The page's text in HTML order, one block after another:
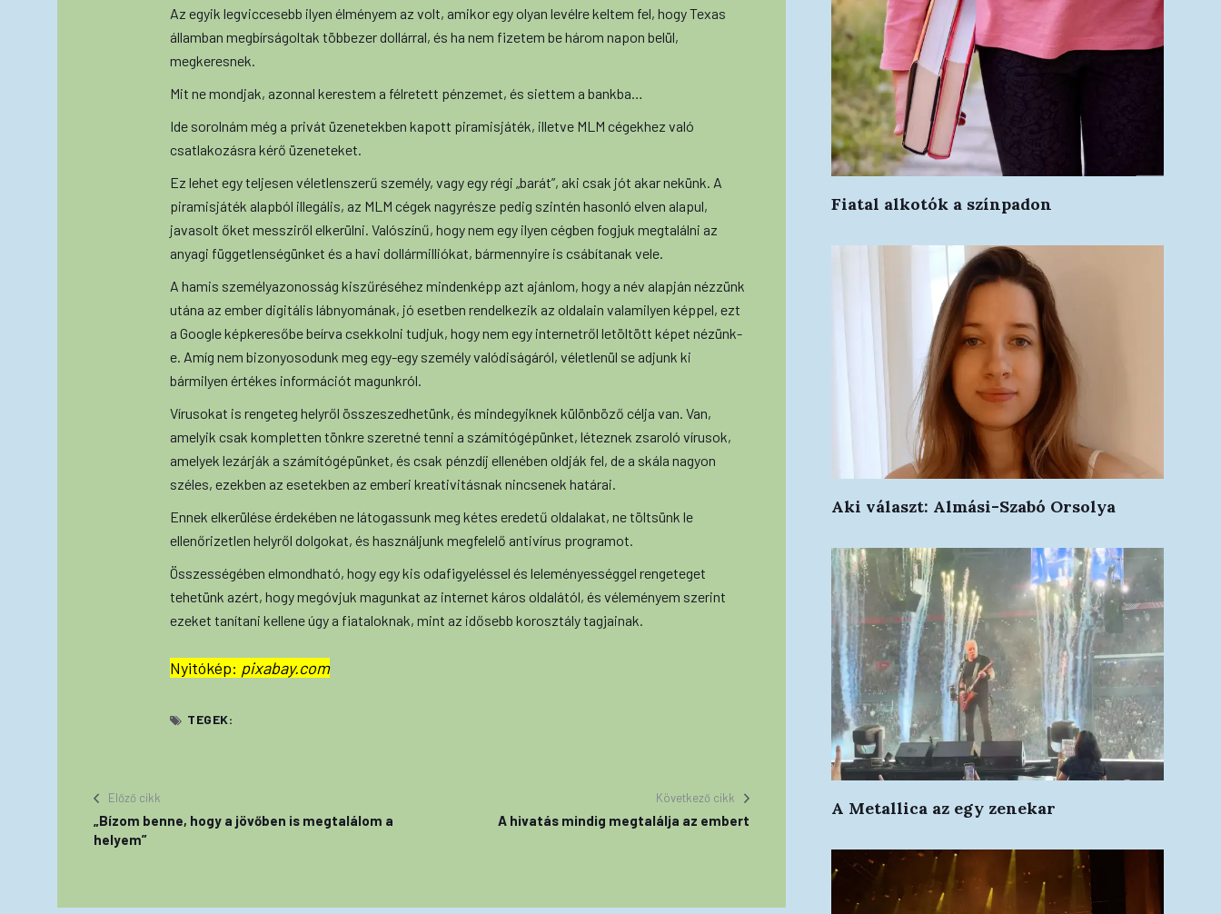
Az egyik legviccesebb ilyen élményem az volt, amikor egy olyan levélre keltem fel, hogy Texas
államban megbírságoltak többezer dollárral, és ha nem fizetem be három napon belül,
megkeresnek.
Mit ne mondjak, azonnal kerestem a félretett pénzemet, és siettem a bankba…
Ide sorolnám még a privát üzenetekben kapott piramisjáték, illetve MLM cégekhez való
csatlakozásra kérő üzeneteket.
Ez lehet egy teljesen véletlenszerű személy, vagy egy régi „barát”, aki csak jót akar nekünk. A
piramisjáték alapból illegális, az MLM cégek nagyrésze pedig szintén hasonló elven alapul,
javasolt őket messziről elkerülni. Valószínű, hogy nem egy ilyen cégben fogjuk megtalálni az
anyagi függetlenségünket és a havi dollármilliókat, bármennyire is csábítanak vele.
A hamis személyazonosság kiszűréséhez mindenképp azt ajánlom, hogy a név alapján nézzünk
utána az ember digitális lábnyomának, jó esetben rendelkezik az oldalain valamilyen képpel, ezt
a Google képkeresőbe beírva csekkolni tudjuk, hogy nem egy internetről letöltött képet nézünk-
e. Amíg nem bizonyosodunk meg egy-egy személy valódiságáról, véletlenül se adjunk ki
bármilyen értékes információt magunkról.
Vírusokat is rengeteg helyről összeszedhetünk, és mindegyiknek különböző célja van. Van,
amelyik csak kompletten tönkre szeretné tenni a számítógépünket, léteznek zsaroló vírusok,
amelyek lezárják a számítógépünket, és csak pénzdíj ellenében oldják fel, de a skála nagyon
széles, ezekben az esetekben az emberi kreativitásnak nincsenek határai.
Ennek elkerülése érdekében ne látogassunk meg kétes eredetű oldalakat, ne töltsünk le
ellenőrizetlen helyről dolgokat, és használjunk megfelelő antivírus programot.
Összességében elmondható, hogy egy kis odafigyeléssel és leleményességgel rengeteget
tehetünk azért, hogy megóvjuk magunkat az internet káros oldalától, és véleményem szerint
ezeket tanítani kellene úgy a fiataloknak, mint az idősebb korosztály tagjainak.
Nyitókép: pixabay.com
TEGEK:
Előző cikk
„Bízom benne, hogy a jövőben is megtalálom a
helyem”
Következő cikk
A hivatás mindig megtalálja az embert
Fiatal alkotók a színpadon
Aki választ: Almási-Szabó Orsolya
A Metallica az egy zenekar